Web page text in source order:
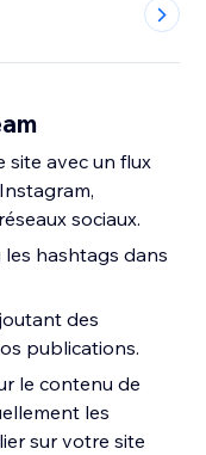
site avec un flux
sociaux.
hashtags dans
des
publications.
le contenu de
les
sur votre site